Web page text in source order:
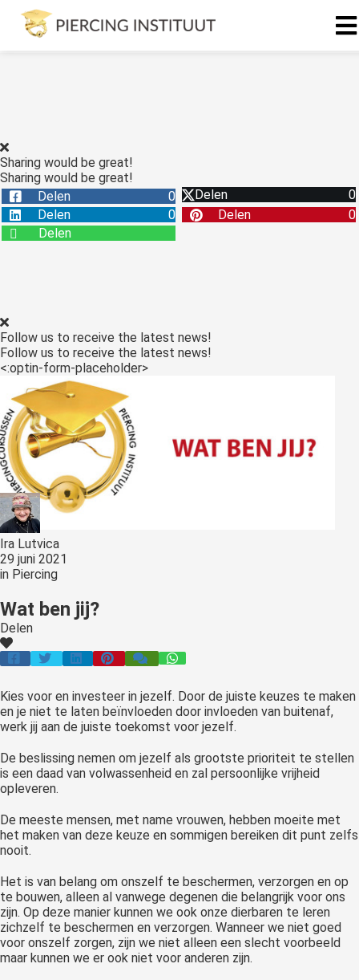
Sharing would be great!
Sharing would be great!
Delen
0 Delen
0
Delen
0 Delen
0
Delen
Follow us to receive the latest news!
Follow us to receive the latest news!
<:optin-form-placeholder>
Ira Lutvica
29 juni 2021
in Piercing
Wat ben jij?
Delen
Kies voor en investeer in jezelf. Door de juiste keuzes te maken
en je niet te laten beïnvloeden door invloeden van buitenaf,
werk jij aan de juiste toekomst voor jezelf.
De beslissing nemen om jezelf als grootste prioriteit te stellen
is een daad van volwassenheid en zal persoonlijke vrijheid
opleveren.
De meeste mensen, met name vrouwen, hebben moeite met
het maken van deze keuze en sommigen bereiken dit punt zelfs
nooit.
Het is van belang om onszelf te beschermen, verzorgen en op
te bouwen, alleen al vanwege degenen die belangrijk voor ons
zijn. Op deze manier kunnen we ook onze dierbaren te leren
zichzelf te beschermen en verzorgen. Wanneer we niet goed
voor onszelf zorgen, zijn we niet alleen een slecht voorbeeld
maar kunnen we er ook niet voor anderen zijn.
zijn
deze
kan de
worden
om
te
over
van
op
gebruikt
te
de
Hierdoor
website-